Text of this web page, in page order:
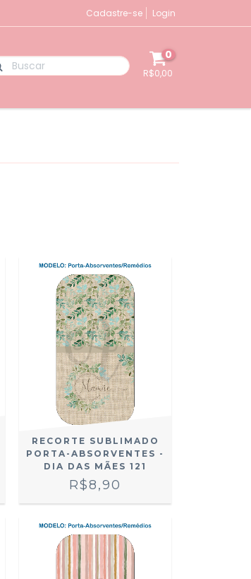
Cadastre-se Login
0
R$0,00
RECORTE SUBLIMADO
PORTA-ABSORVENTES -
DIA DAS MÃES 121
R$8,90